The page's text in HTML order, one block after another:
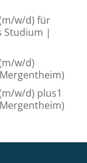
w/d) für
Studium |
w/d)
w/d) plus1